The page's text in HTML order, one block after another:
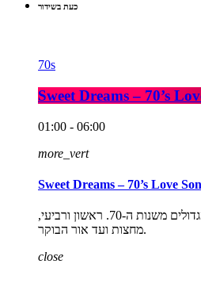
כעת בשידור
70s
Sweet Dreams – 70’s
01:00 - 06:00
more_vert
Sweet Dreams – 70’s Love
שש שעות עם שירי האהבה הגדולים משנות ה-70. ראשון ורביעי,
מחצות ועד אור הבוקר.
close